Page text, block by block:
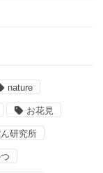
nature
お花見
研究所